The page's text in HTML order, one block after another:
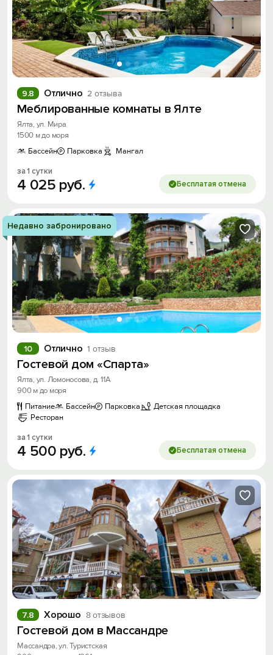
Отлично 2 отзыва
9.8
Меблированные комнаты в Ялте
Ялта, ул. Мира
1500 м до моря
Бассейн
Парковка Мангал
за 1 сутки
4 025 руб. Бесплатая отмена
Недавно забронировано
Отлично 1 отзыв
10
Гостевой дом «Спарта»
Ялта, ул. Ломоносова, д. 11А
900 м до моря
Питание
Бассейн Парковка
Детская площадка
Ресторан
за 1 сутки
4 500 руб. Бесплатая отмена
Хорошо 8 отзывов
7.8
Гостевой дом в Массандре
Массандра, ул. Туристская